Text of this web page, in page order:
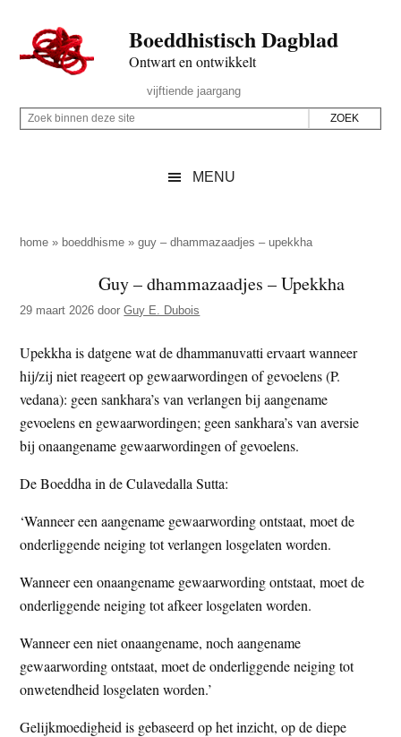
naar
de
inhoud
secondary
naar
de
sidebar
naar
de
Boeddhistisch Dagblad
Ontwart en ontwikkelt
Rechts
vijftiende jaargang
Z
p
z
e
s
i
t
e
Z
i
e
d
e
z
e
s
t
e
MENU
home » boeddhisme »guy – dhammazaadjes – upekkha
Guy – dhammazaadjes – Upekkha
29 maart 2026 doorGuy E. Dubois
Upekkha is datgene wat de dhammanuvatti ervaart wanneer
hij/zij niet reageert op gewaarwordingen of gevoelens (P.
vedana): geen sankhara’s van verlangen bij aangename
gevoelens en gewaarwordingen; geen sankhara’s van aversie
bij onaangename gewaarwordingen of gevoelens.
De Boeddha in de Culavedalla Sutta:
‘Wanneer een aangename gewaarwording ontstaat, moet de
onderliggende neiging tot verlangen losgelaten worden.
Wanneer een onaangename gewaarwording ontstaat, moet de
onderliggende neiging tot afkeer losgelaten worden.
Wanneer een niet onaangename, noch aangename
gewaarwording ontstaat, moet de onderliggende neiging tot
onwetendheid losgelaten worden.’
Gelijkmoedigheid is gebaseerd op het inzicht, op de diepe